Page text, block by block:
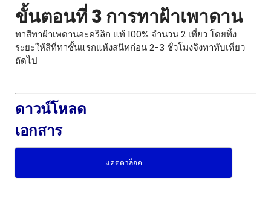
ขั้นตอนที่ 3 การทาฝ้าเพาดาน
ทาสีทาฝ้าเพดานอะคริลิก แท้ 100% จำนวน 2 เที่ยว โดยทิ้ง
ระยะให้สีที่ทาชั้นแรกแห้งสนิทก่อน 2-3 ชั่วโมงจึงทาทับเที่ยว
ถัดไป
ดาวน์โหลด
เอกสาร
แคตตาล็อค